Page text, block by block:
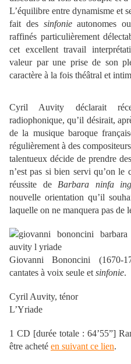
L’équilibre entre dynamisme et
fait des sinfonieautonomes
raffinés particulièrement
cet excellent travail
valeur par une prise de son
caractère à la fois théâtral et
Cyril Auvity déclarait
radiophonique, qu’il désirait,
de la musique baroque
régulièrement à des
talentueux décide de prendre
n’est pas si bien servi qu’on
réussite de Barbara ninfa
nouvelle orientation qu’il
laquelle on ne manquera pas de
Giovanni Bononcini (1670-
cantates à voix seule et sinfonie.
Cyril Auvity, ténor
L’Yriade
1 CD [durée totale : 64’55”]
être acheté en suivant ce lien.